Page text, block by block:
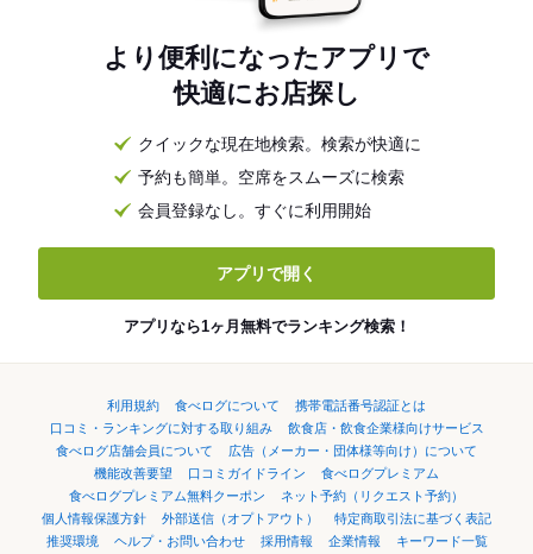
より便利になったアプリで
快適にお店探し
クイックな現在地検索。検索が快適に
予約も簡単。空席をスムーズに検索
会員登録なし。すぐに利用開始
アプリで開く
アプリなら1ヶ月無料でランキング検索！
利用規約 食べログについて
携帯電話番号認証とは
口コミ・ランキングに対する取り組み
飲食店・飲食企業様向けサービス
食べログ店舗会員について
広告（メーカー・団体様等向け）について
機能改善要望
口コミガイドライン
食べログプレミアム
食べログプレミアム無料クーポン
ネット予約（リクエスト予約）
個人情報保護方針
外部送信（オプトアウト）
特定商取引法に基づく表記
推奨環境
ヘルプ・お問い合わせ 採用情報 企業情報 キーワード一覧